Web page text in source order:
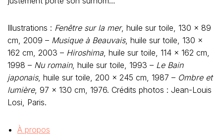
Illustrations : Fenêtre sur la mer, huile sur toile, 130 x 89
cm, 2009 – Musique à Beauvais, huile sur toile, 130 x
162 cm, 2003 – Hiroshima, huile sur toile, 114 x 162 cm,
1998 – Nu romain, huile sur toile, 1993 – Le Bain
japonais, huile sur toile, 200 x 245 cm, 1987 – Ombre et
lumière, 97 x 130 cm, 1976. Crédits photos : Jean-Louis
Losi, Paris.
À propos